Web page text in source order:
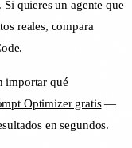
. Si quieres un agente que
reales, compara
.
importar qué
Optimizer gratis—
en segundos.